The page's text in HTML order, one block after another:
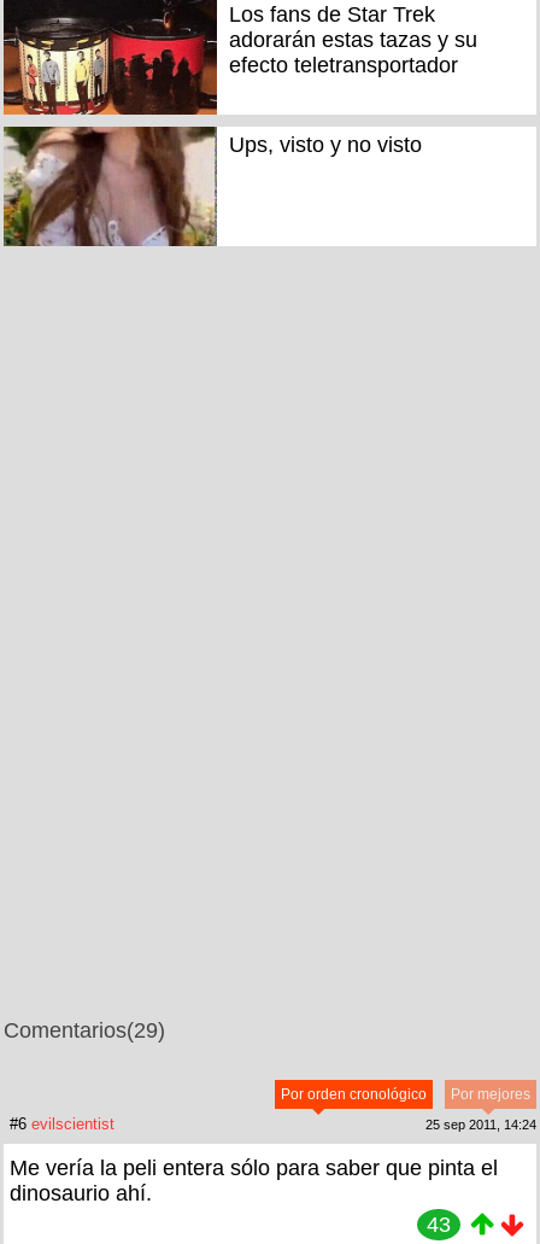
Los fans de Star Trek
adorarán estas tazas y su
efecto teletransportador
Ups, visto y no visto
Comentarios(29)
Por mejores
Por orden cronológico
#6 evilscientist 25 sep 2011, 14:24
Me vería la peli entera sólo para saber que pinta el
dinosaurio ahí.
43